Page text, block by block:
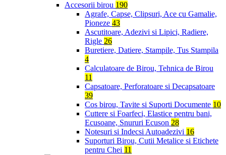
Accesorii birou 190
Agrafe, Capse, Clipsuri, Ace cu Gamalie,
Pioneze 43
Ascutitoare, Adezivi si Lipici, Radiere,
Rigle 26
Buretiere, Datiere, Stampile, Tus Stampila
4
Calculatoare de Birou, Tehnica de Birou
11
Capsatoare, Perforatoare si Decapsatoare
39
Cos birou, Tavite si Suporti Documente 10
Cuttere si Foarfeci, Elastice pentru bani,
Ecusoane, Snururi Ecuson 28
Notesuri si Indecsi Autoadezivi 16
Suporturi Birou, Cutii Metalice si Etichete
pentru Chei 11